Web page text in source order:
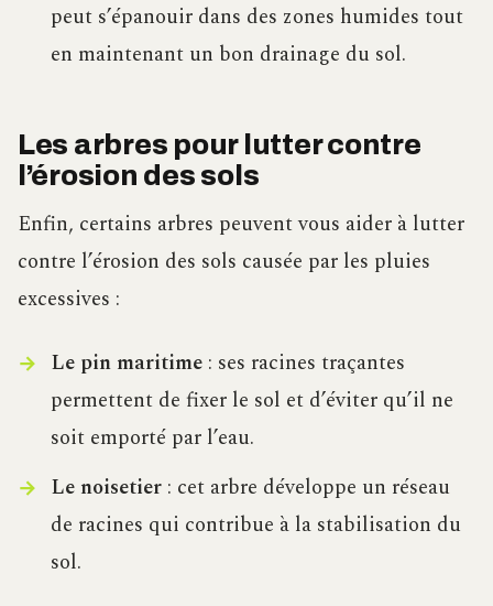
peut s’épanouir dans des zones humides tout
en maintenant un bon drainage du sol.
Les arbres pour lutter contre
l’érosion des sols
Enfin, certains arbres peuvent vous aider à lutter
contre l’érosion des sols causée par les pluies
excessives :
Le pin maritime: ses racines traçantes
permettent de fixer le sol et d’éviter qu’il ne
soit emporté par l’eau.
Le noisetier: cet arbre développe un réseau
de racines qui contribue à la stabilisation du
sol.